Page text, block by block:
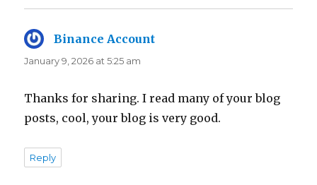
Binance Account
January 9, 2026 at 5:25 am
Thanks for sharing. I read many of your blog
posts, cool, your blog is very good.
Reply